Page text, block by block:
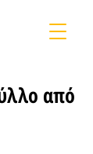
από